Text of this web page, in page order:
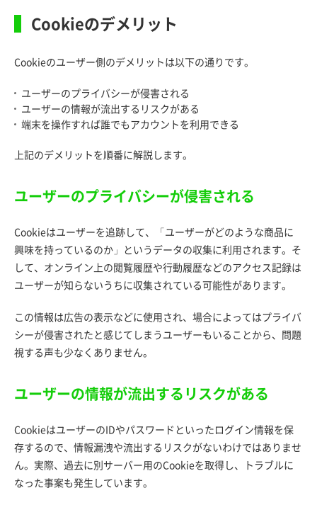
Cookieのデメリット
Cookieのユーザー側のデメリットは以下の通りです。
ユーザーのプライバシーが侵害される
ユーザーの情報が流出するリスクがある
端末を操作すれば誰でもアカウントを利用できる
上記のデメリットを順番に解説します。
ユーザーのプライバシーが侵害される
Cookieはユーザーを追跡して、「ユーザーがどのような商品に
興味を持っているのか」というデータの収集に利用されます。そ
して、オンライン上の閲覧履歴や行動履歴などのアクセス記録は
ユーザーが知らないうちに収集されている可能性があります。
この情報は広告の表示などに使用され、場合によってはプライバ
シーが侵害されたと感じてしまうユーザーもいることから、問題
視する声も少なくありません。
ユーザーの情報が流出するリスクがある
CookieはユーザーのIDやパスワードといったログイン情報を保
存するので、情報漏洩や流出するリスクがないわけではありませ
ん。実際、過去に別サーバー用のCookieを取得し、トラブルに
なった事案も発生しています。